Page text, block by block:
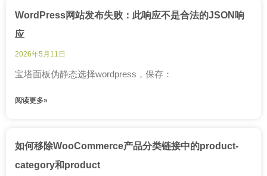
WordPress网站发布失败：此响应不是合法的JSON响
应
2026年5月11日
宝塔面板伪静态选择wordpress，保存：
阅读更多»
如何移除WooCommerce产品分类链接中的product-
category和product